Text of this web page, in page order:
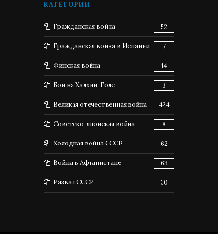
КАТЕГОРИИ
Гражданская война 52
Гражданская война в Испании 7
Финская война 14
Бои на Халхин-Голе 3
Великая отечественная война 424
Советско-японская война 8
Холодная война СССР 62
Война в Афганистане 63
Развал СССР 30